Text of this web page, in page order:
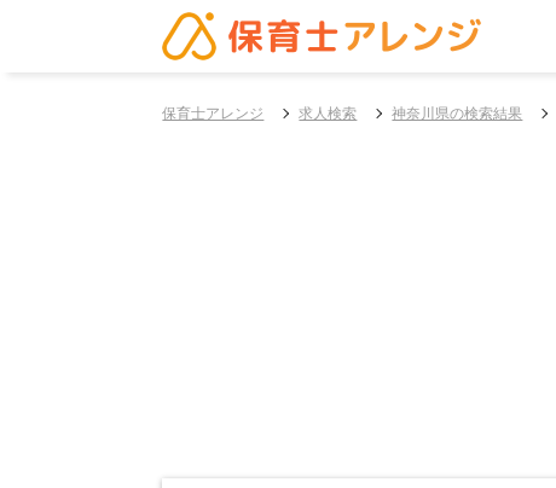
保育士アレンジ 求人検索 神奈川県の検索結果